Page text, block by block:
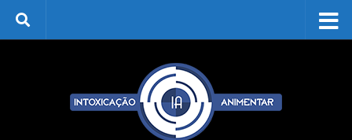
Skip to content